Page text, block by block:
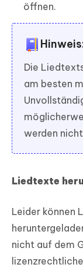
öffnen.
Die
am besten
werden
Liedtexte
Leider können
nicht auf dem